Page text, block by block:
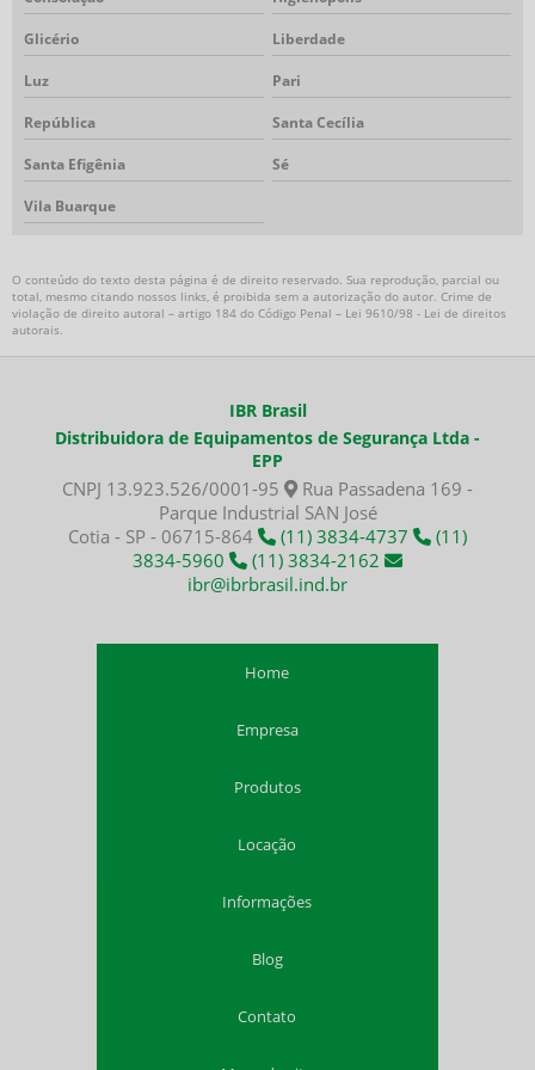
Torre de iluminação autônoma
Torre de iluminação com gerador
Torre de iluminação com gerador preço
Torre de iluminação móvel
Torre de iluminação para obra
Torre de iluminação portátil
Exaustor industrial a prova de explosão
Exaustor EX
Exaustor para área classificada
Insuflador EX
Insuflador para área classificada
Insuflador ATEX
Aluguel exaustor a prova de explosão
Comprar exaustor para espaço confinado nr 33
Comprar exaustor portátil com duto flexível
Comprar insuflador de ar para ambientes confinados
Distribuidor de exaustor insuflador nr 33
Glicério Liberdade
Luz Pari
República Santa Cecília
Santa Efigênia Sé
Vila Buarque
O conteúdo do texto desta página é de direito reservado. Sua reprodução, parcial ou
total, mesmo citando nossos links, é proibida sem a autorização do autor. Crime de
violação de direito autoral – artigo 184 do Código Penal – Lei 9610/98 - Lei de direitos
autorais.
IBR Brasil
Distribuidora de Equipamentos de Segurança Ltda -
EPP
CNPJ 13.923.526/0001-95
Rua Passadena 169 -
Parque Industrial SAN José
Cotia - SP - 06715-864
(11) 3834-4737
(11)
3834-5960
(11) 3834-2162
ibr@ibrbrasil.ind.br
Home
Empresa
Produtos
Locação
Informações
Blog
Contato